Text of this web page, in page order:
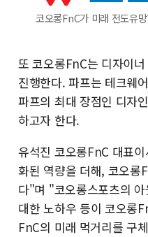
코오롱FnC가 미래 전도유
또 코오롱FnC는 디자이
진행한다. 파프는 테크웨
파프의 최대 장점인 디자
하고자 한다.
유석진 코오롱FnC 대표
화된 역량을 더해, 코오롱
다"며 "코오롱스포츠의
대한 노하우 등이 코오롱
FnC의 미래 먹거리를 구